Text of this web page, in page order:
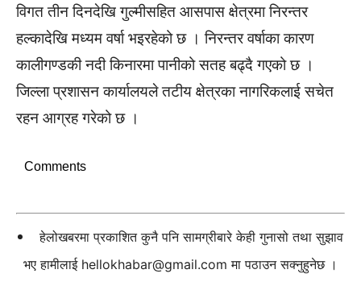
विगत तीन दिनदेखि गुल्मीसहित आसपास क्षेत्रमा निरन्तर
हल्कादेखि मध्यम वर्षा भइरहेको छ । निरन्तर वर्षाका कारण
कालीगण्डकी नदी किनारमा पानीको सतह बढ्दै गएको छ ।
जिल्ला प्रशासन कार्यालयले तटीय क्षेत्रका नागरिकलाई सचेत
रहन आग्रह गरेको छ ।
Comments
हेलोखबरमा प्रकाशित कुनै पनि सामग्रीबारे केही गुनासो तथा सुझाव
भए हामीलाई hellokhabar@gmail.com मा पठाउन सक्नुहुनेछ ।